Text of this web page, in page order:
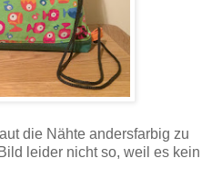
die Nähte andersfarbig zu
leider nicht so, weil es kein